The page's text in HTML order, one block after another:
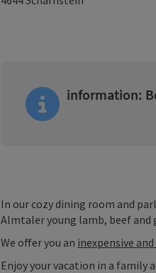
information:
In our cozy dining room and
Almtaler young lamb, beef and
We offer you an inexpensive and
Enjoy your vacation in a family